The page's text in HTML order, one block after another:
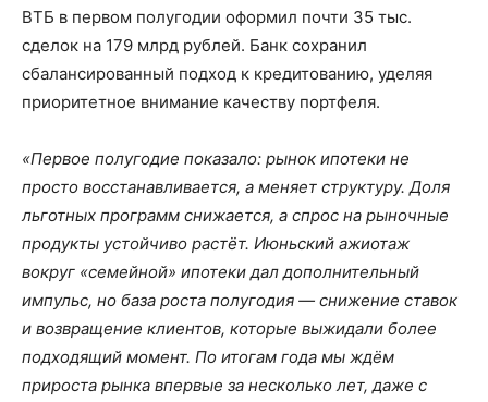
ВТБ в первом полугодии оформил почти 35 тыс.
сделок на 179 млрд рублей. Банк сохранил
сбалансированный подход к кредитованию, уделяя
приоритетное внимание качеству портфеля.
«Первое полугодие показало: рынок ипотеки не
просто восстанавливается, а меняет структуру. Доля
льготных программ снижается, а спрос на рыночные
продукты устойчиво растёт. Июньский ажиотаж
вокруг «семейной» ипотеки дал дополнительный
импульс, но база роста полугодия — снижение ставок
и возвращение клиентов, которые выжидали более
подходящий момент. По итогам года мы ждём
прироста рынка впервые за несколько лет, даже с